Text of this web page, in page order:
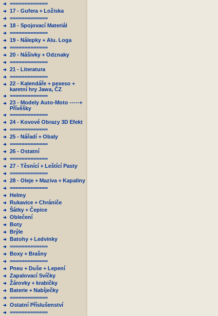
=============
17 - Gufera + Ložiska
=============
18 - Spojovací Materiál
=============
19 - Nálepky + Alu. Loga
=============
20 - Nášivky + Odznaky
=============
21 - Literatura
=============
22 - Kalendáře + pexeso +
karetní hry Jawa, ČZ
=============
23 - Modely Auto-Moto -----+
Přívěšky
=============
24 - Kovové Obrazy 3D Efekt
=============
25 - Nářadí + Obaly
=============
26 - Ostatní
=============
27 - Těsnící + Leštící Pasty
=============
28 - Oleje + Maziva + Kapaliny
=============
Helmy
Rukavice + Chrániče
Šátky + Čepice
Oblečení
Boty
Brýle
Batohy + Ledvinky
=============
Boxy + Brašny
=============
Pneu + Duše + Lepení
Zapalovací Svíčky
Žárovky + krabičky
Baterie + Nabíječky
=============
Ostatní Příslušenství
=============